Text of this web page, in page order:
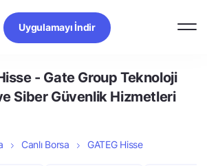
Uygulamayı İndir
- Gate Group Teknoloji
Siber Güvenlik Hizmetleri
Canlı Borsa GATEG Hisse